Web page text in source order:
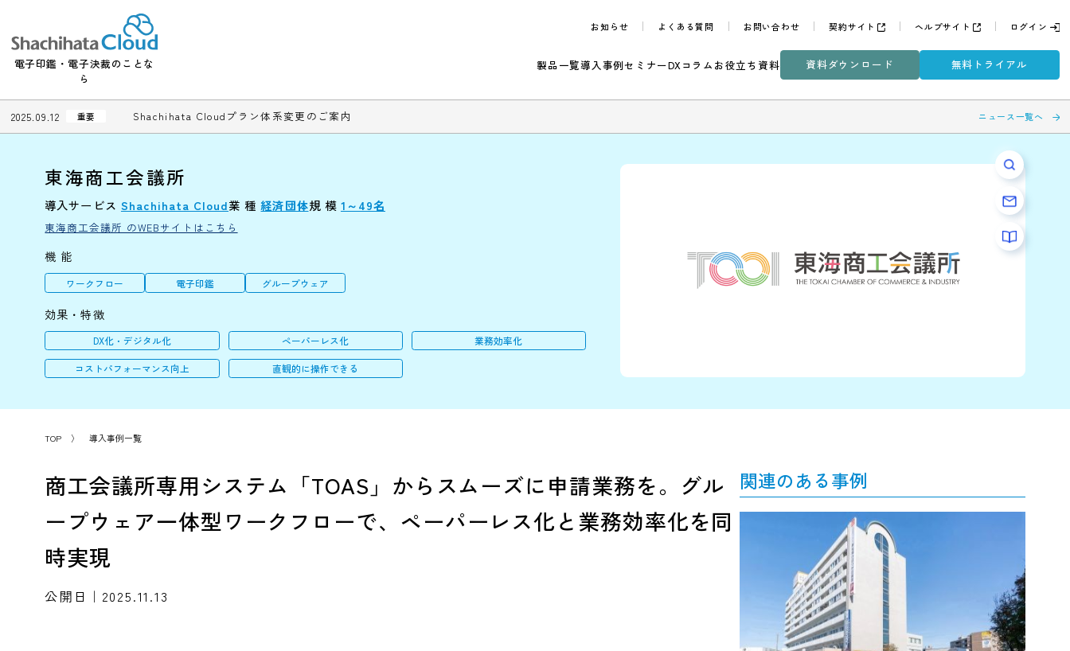
電子印鑑・電子決裁のことな
ら
お知らせ よくある質問 お問い合わせ 契約サイト ヘルプサ
製品一覧 導入事例 セミナーDXコラム お役立ち資料 資料ダウンロード
2025.09.12 Shachihata Cloudプラン体系変更のご案内
東海商工会議所
導入サービス Shachihata Cloud
東海商工会議所 のWEBサイトはこちら
機 能
ワークフロー
効果・特徴
DX化・デジタル化 ペーパーレス化
コストパフォーマンス向上 直観的に操作できる
TOP 導入事例一覧
商工会議所専用システム「TOAS」からスムーズに申請業務を。グル
ープウェア一体型ワークフローで、ペーパーレス化と業務効率化を同
関連のある事例